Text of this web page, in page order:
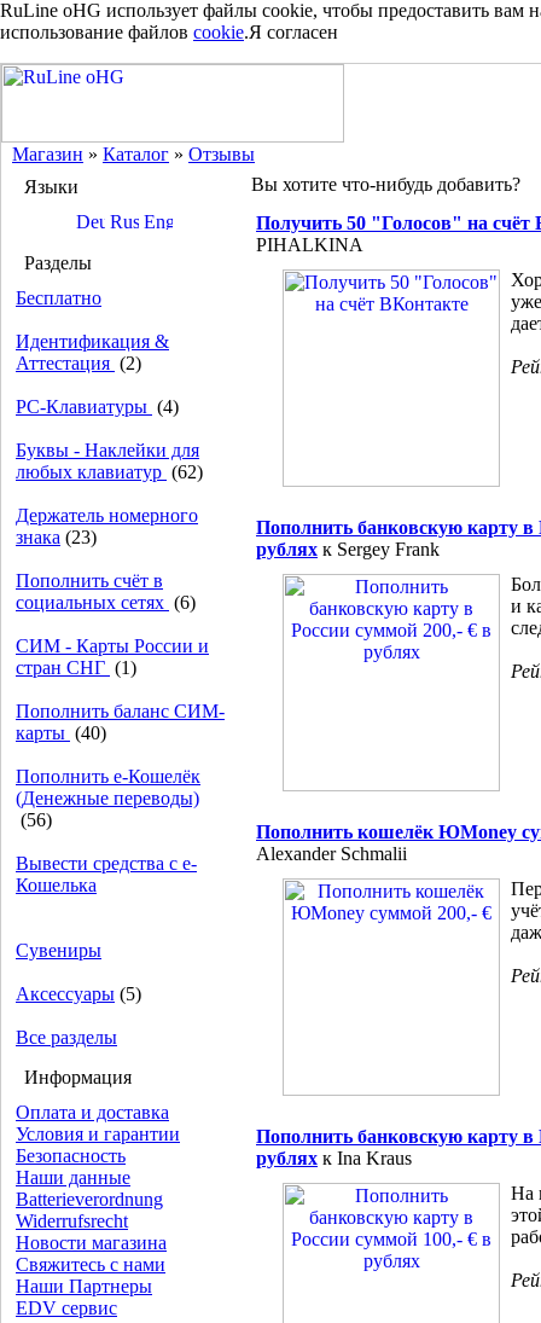
RuLine oHG использует файлы cookie, чтобы предоставить
использование файлов cookie.Я согласен
Магазин » Каталог » Отзывы
Языки
Разделы
Бесплатно
Идентификация &
Аттестация (2)
PC-Клавиатуры (4)
Буквы - Наклейки для
любых клавиатур (62)
Держатель номерного
знака (23)
Пополнить счёт в
социальных сетях (6)
СИМ - Карты России и
стран СНГ (1)
Пополнить баланс СИМ-
карты (40)
Пополнить e-Кошелёк
(Денежные переводы)
(56)
Вывести средства с е-
Кошелька
Сувениры
Аксессуары (5)
Все разделы
Информация
Оплата и доставка
Условия и гарантии
Безопасность
Наши данные
Batterieverordnung
Widerrufsrecht
Новости магазина
Свяжитесь с нами
Наши Партнеры
EDV сервис
Вы хотите что-нибудь добавить?
Получить 50 "Голосов" на счёт
PIHALKINA
Пополнить банковскую карту в
рублях к Sergey Frank
и
Пополнить кошелёк ЮMoney
Alexander Schmalii
Пополнить банковскую карту в
рублях к Ina Kraus
На